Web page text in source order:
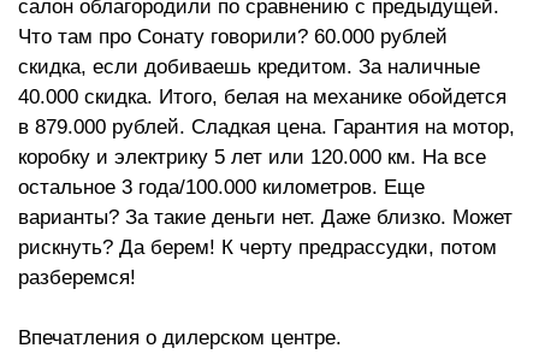
салон облагородили по сравнению с предыдущей.
Что там про Сонату говорили? 60.000 рублей
скидка, если добиваешь кредитом. За наличные
40.000 скидка. Итого, белая на механике обойдется
в 879.000 рублей. Сладкая цена. Гарантия на мотор,
коробку и электрику 5 лет или 120.000 км. На все
остальное 3 года/100.000 километров. Еще
варианты? За такие деньги нет. Даже близко. Может
рискнуть? Да берем! К черту предрассудки, потом
разберемся!
Впечатления о дилерском центре.